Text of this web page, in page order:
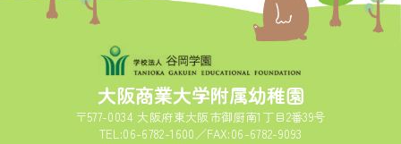
大阪商業大学附属幼稚園
〒577-0034 大阪府東大阪市御厨南1丁目2番39号
TEL:06-6782-1600／FAX:06-6782-9093